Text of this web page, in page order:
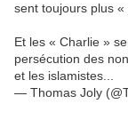
sent toujours plus «
Et les « Charlie »
persécution des
et les islamistes...
— Thomas Joly